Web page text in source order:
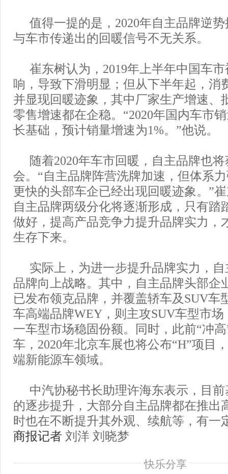
值得一提的是，2020年自主品牌逆
与车市传递出的回暖信号不无关系。
崔东树认为，2019年上半年中国车
响，导致下滑明显；但从下半年起，消
并显现回暖迹象，其中厂家生产增速、
零售增速都在企稳。“2020年国内车市
长基础，预计销量增速为1%。”他说。
随着2020年车市回暖，自主品牌也
会。“自主品牌阵营洗牌加速，但体系
更快的头部车企已经出现回暖迹象。”
自主品牌两级分化将逐渐形成，只有踏
做好，提高产品竞争力提升品牌实力，
生存下来。
实际上，为进一步提升品牌实力，
品牌向上战略。其中，自主品牌头部企
已发布领克品牌，并覆盖轿车及SUV车
车高端品牌WEY，则主攻SUV车型市
一车型市场稳固份额。同时，此前“冲
车，2020年北京车展也将公布“H”项目
端新能源车领域。
中汽协秘书长助理许海东表示，目
的逐步提升，大部分自主品牌都在推出
时也在不断提升其外观、续航等，有一
商报记者 刘洋 刘晓梦
快乐分享